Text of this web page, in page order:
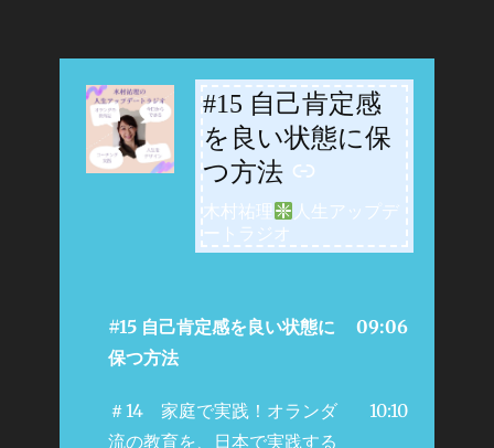
#15 自己肯定感
を良い状態に保
つ方法
-
木村祐理
人生アップデ
ートラジオ
#15 自己肯定感を良い状態に
保つ方法
09:06
＃14 家庭で実践！オランダ
流の教育を、日本で実践する
10:10